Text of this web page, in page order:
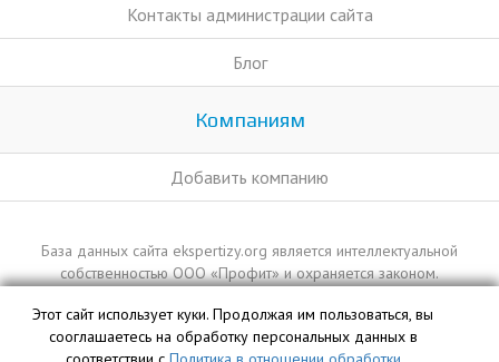
Контакты администрации сайта
Блог
Компаниям
Добавить компанию
База данных сайта ekspertizy.org является интеллектуальной
собственностью ООО «Профит» и охраняется законом.
Этот сайт использует куки. Продолжая им пользоваться, вы
сооглашаетесь на обработку персональных данных в